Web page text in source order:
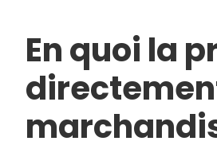
En quoi la